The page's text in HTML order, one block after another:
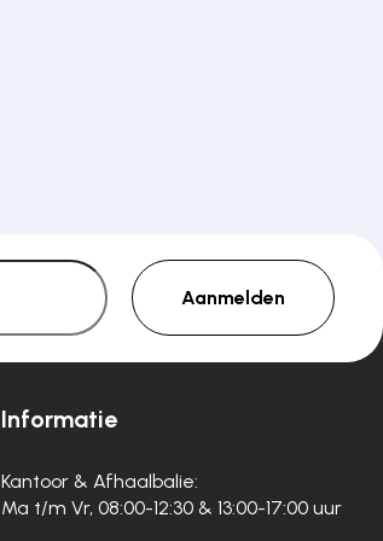
Aanmelden
Informatie
Kantoor & Afhaalbalie:
Ma t/m Vr, 08:00-12:30 & 13:00-17:00 uur